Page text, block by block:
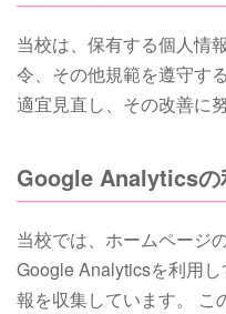
当校は、保有する個人情
令、その他規範を遵守す
適宜見直し、その改善に努
Google Analyticsの
当校では、ホームページ
Google Analyticsを利用
報を収集しています。 こ